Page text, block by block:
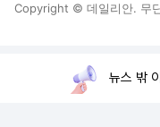
Copyright © 데일리안. 무
뉴스 밖